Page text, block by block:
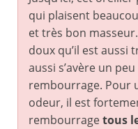
qui plaisent
et très bon
doux qu’il est aussi
aussi s’avère un
rembourrage. Pour
odeur, il est
rembourragetous